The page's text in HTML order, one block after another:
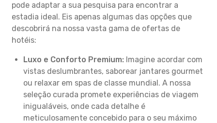
pode adaptar a sua pesquisa para encontrar a
estadia ideal. Eis apenas algumas das opções que
descobrirá na nossa vasta gama de ofertas de
hotéis:
Luxo e Conforto Premium: Imagine acordar com
vistas deslumbrantes, saborear jantares gourmet
ou relaxar em spas de classe mundial. A nossa
seleção curada promete experiências de viagem
inigualáveis, onde cada detalhe é
meticulosamente concebido para o seu máximo